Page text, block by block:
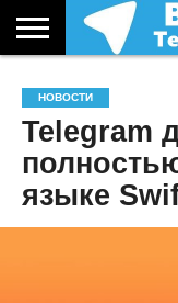
УСЛУГИ
НОВОСТИ
Telegram
языке